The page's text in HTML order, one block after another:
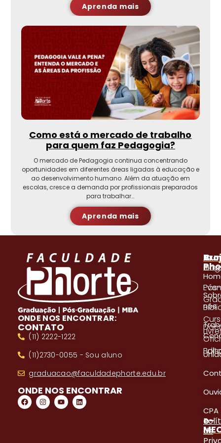
Aprenda mais
Como está o mercado de trabalho
para quem faz Pedagogia?
O mercado de Pedagogia continua concentrando
oportunidades em diferentes áreas ligadas à educação e
ao desenvolvimento humano. Além da atuação em
escolas, cresce a demanda por profissionais preparados
para trabalhar…
Aprenda mais
ONDE NOS ENCONTRAR:
CONTATO
(11) 2222-1222
(11)2730-0055 - Sou aluno
graduacao@faculdadephorte.edu.br
ONDE NOS ENCONTRAR
A
nós
CPA
Pós-
e-
de